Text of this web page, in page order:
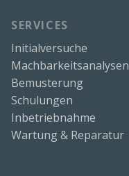
SERVICES
Initialversuche
Machbarkeitsanalysen
Bemusterung
Schulungen
Inbetriebnahme
Wartung & Reparatur